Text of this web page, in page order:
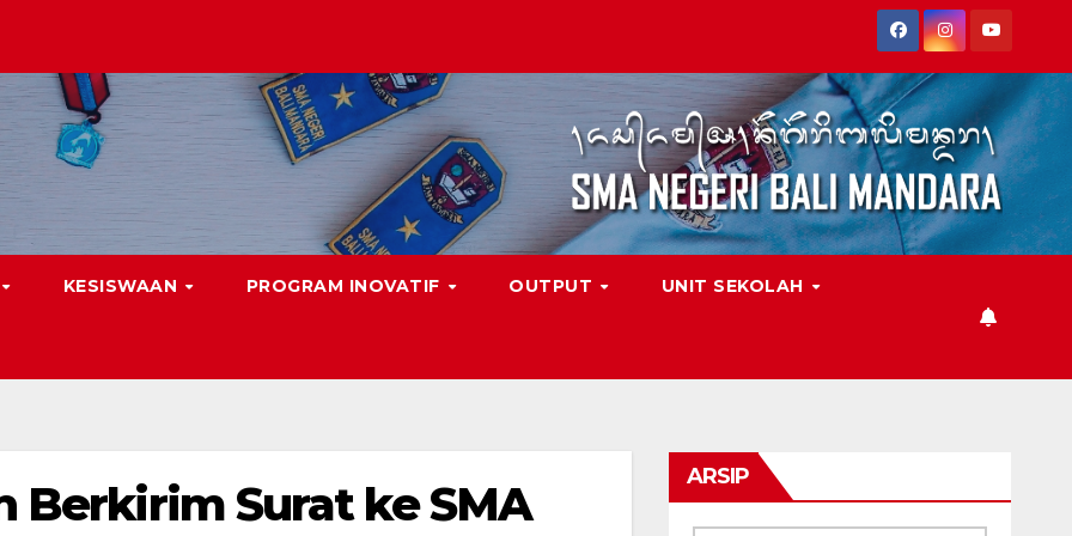
KESISWAAN PROGRAM INOVATIF OUTPUT UNIT SEKOLAH
Berkirim Surat ke SMA
ARSIP